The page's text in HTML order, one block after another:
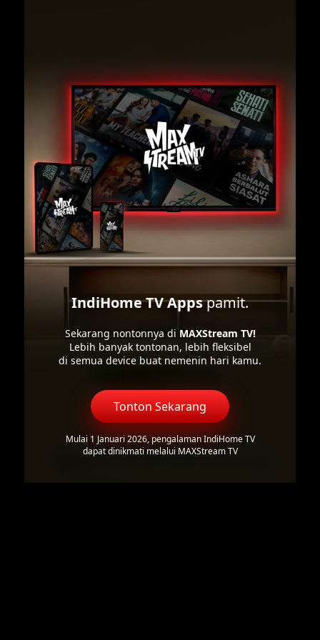
IndiHome TV Appspamit.
Sekarang nontonnya di MAXStream TV!
Lebih banyak tontonan, lebih fleksibel
di semua device buat nemenin hari kamu.
Tonton Sekarang
Mulai 1 Januari 2026, pengalaman IndiHome TV
dapat dinikmati melalui MAXStream TV